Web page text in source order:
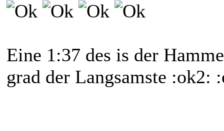
Eine 1:37 des is der
grad der Langsamste :ok2: